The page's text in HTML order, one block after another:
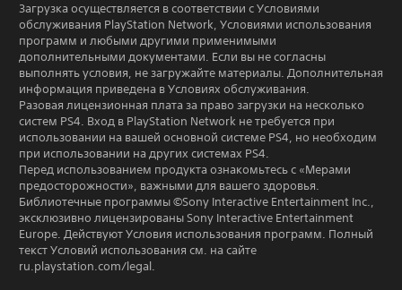
Загрузка осуществляется в соответствии с Условиями
обслуживания PlayStation Network, Условиями использования
программ и любыми другими применимыми
дополнительными документами. Если вы не согласны
выполнять условия, не загружайте материалы. Дополнительная
информация приведена в Условиях обслуживания.
Разовая лицензионная плата за право загрузки на несколько
систем PS4. Вход в PlayStation Network не требуется при
использовании на вашей основной системе PS4, но необходим
при использовании на других системах PS4.
Перед использованием продукта ознакомьтесь с «Мерами
предосторожности», важными для вашего здоровья.
Библиотечные программы ©Sony Interactive Entertainment Inc.,
эксклюзивно лицензированы Sony Interactive Entertainment
Europe. Действуют Условия использования программ. Полный
текст Условий использования см. на сайте
ru.playstation.com/legal.